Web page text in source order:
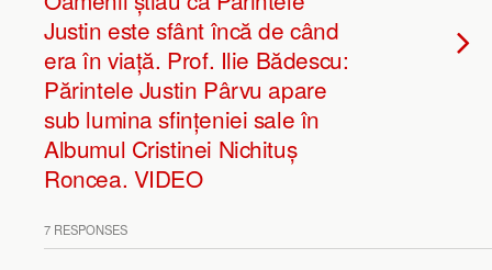
Justin este sfânt încă de când
era în viață. Prof. Ilie Bădescu:
Părintele Justin Pârvu apare
sub lumina sfințeniei sale în
Albumul Cristinei Nichituș
Roncea. VIDEO
7 RESPONSES